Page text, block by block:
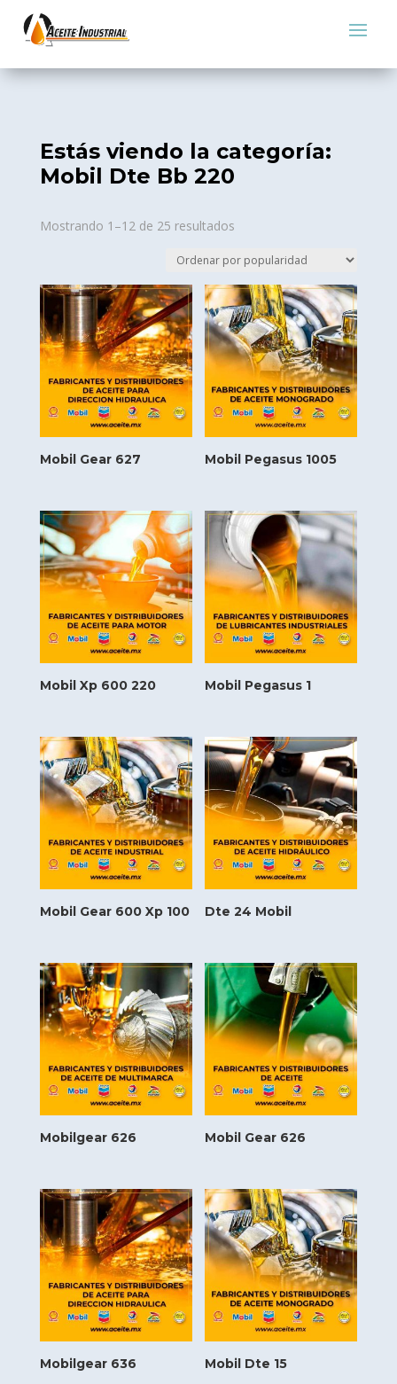
Estás viendo la categoría:
Mobil Dte Bb 220
Mostrando 1–12 de 25 resultadosSorted
popularity
Mobil Gear 627 Mobil Pegasus 1005
Mobil Xp 600 220 Mobil Pegasus 1
Mobil Gear 600 Xp 100 Dte 24 Mobil
Mobilgear 626 Mobil Gear 626
Mobilgear 636 Mobil Dte 15